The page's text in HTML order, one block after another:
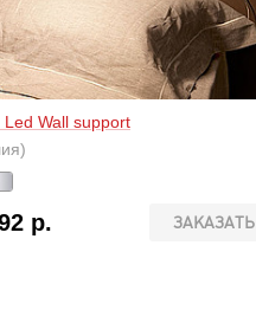
Wall support
ЗАКАЗАТЬ
р.